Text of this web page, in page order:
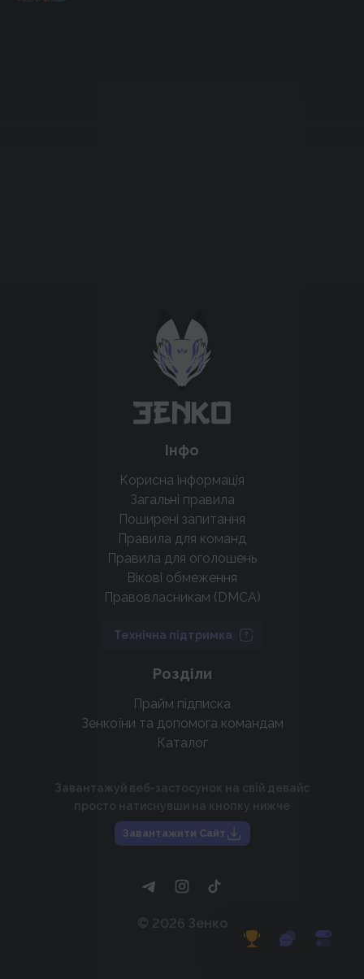
крутих нововведень
Підтримати проєкт
Інфо
Корисна інформація
Загальні правила
Поширені запитання
Правила для команд
Правила для оголошень
Вікові обмеження
Правовласникам (DMCA)
Технічна підтримка
Розділи
Прайм підписка
Зенкоїни та допомога командам
Каталог
Завантажуй веб-застосунок на свій девайс
просто натиснувши на кнопку нижче
Завантажити Сайт
© 2026 Зенко